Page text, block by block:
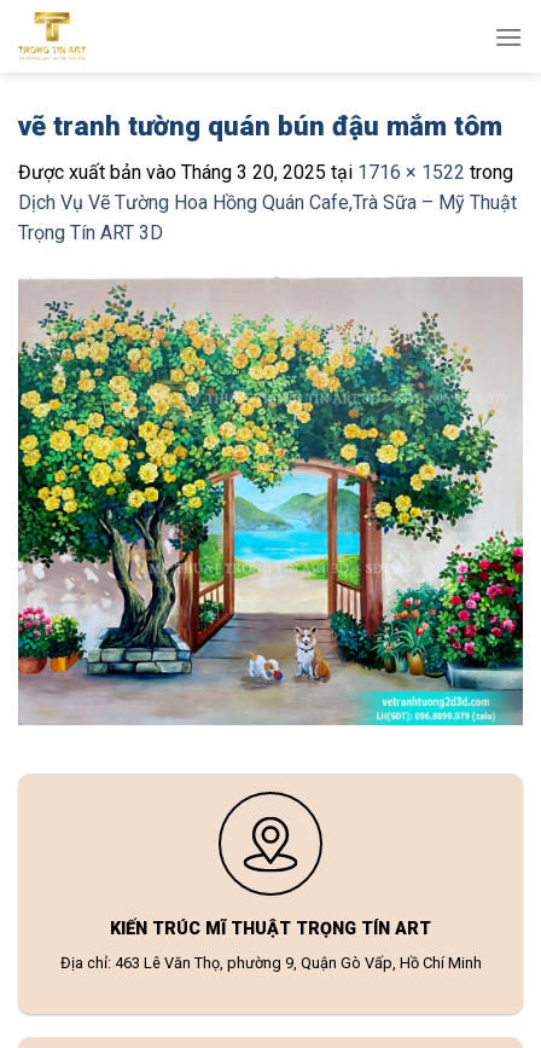
qua
vẽ tranh tường quán bún đậu mắm tôm
Được xuất bản vào Tháng 3 20, 2025 tại 1716 × 1522 trong
Dịch Vụ Vẽ Tường Hoa Hồng Quán Cafe,Trà Sữa – Mỹ Thuật
Trọng Tín ART 3D
KIẾN TRÚC MĨ THUẬT TRỌNG TÍN ART
Địa chỉ: 463 Lê Văn Thọ, phường 9, Quận Gò Vấp, Hồ Chí Minh